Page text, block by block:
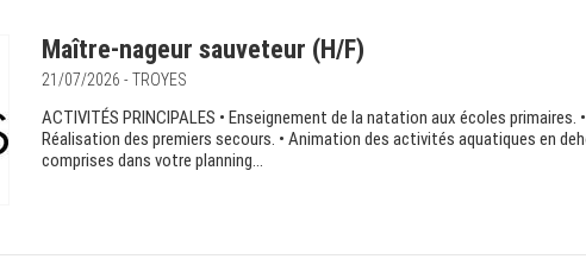
Maître-nageur sauveteur (H/F)
21/07/2026 - TROYES
ACTIVITÉS PRINCIPALES • Enseignement de la natation aux écoles primaires.
Réalisation des premiers secours. • Animation des activités aquatiques en
comprises dans votre planning...